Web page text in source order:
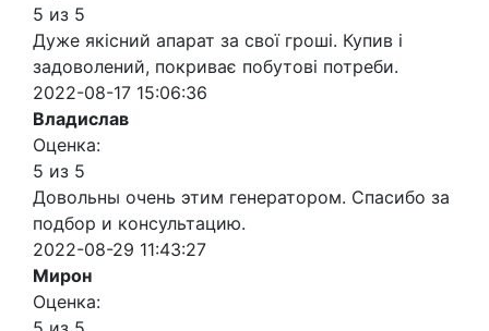
5 из 5
Дуже якісний апарат за свої гроші. Купив і
задоволений, покриває побутові потреби.
2022-08-17 15:06:36
Владислав
Оценка:
5 из 5
Довольны очень этим генератором. Спасибо за
подбор и консультацию.
2022-08-29 11:43:27
Мирон
Оценка: